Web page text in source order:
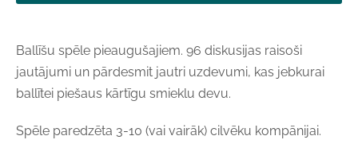
Ballīšu spēle pieaugušajiem. 96 diskusijas raisoši
jautājumi un pārdesmit jautri uzdevumi, kas jebkurai
ballītei piešaus kārtīgu smieklu devu.
Spēle paredzēta 3-10 (vai vairāk) cilvēku kompānijai.